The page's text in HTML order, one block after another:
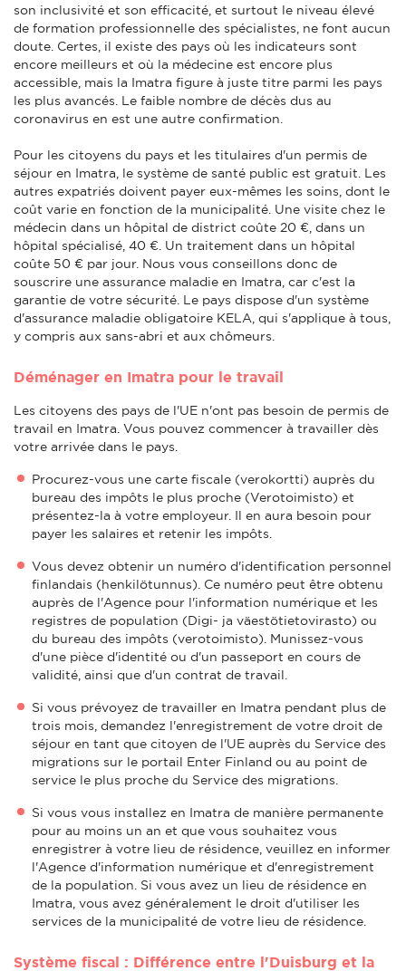
son inclusivité et son efficacité, et surtout le niveau élevé
de formation professionnelle des spécialistes, ne font aucun
doute. Certes, il existe des pays où les indicateurs sont
encore meilleurs et où la médecine est encore plus
accessible, mais la Imatra figure à juste titre parmi les pays
les plus avancés. Le faible nombre de décès dus au
coronavirus en est une autre confirmation.
Pour les citoyens du pays et les titulaires d'un permis de
séjour en Imatra, le système de santé public est gratuit. Les
autres expatriés doivent payer eux-mêmes les soins, dont le
coût varie en fonction de la municipalité. Une visite chez le
médecin dans un hôpital de district coûte 20 €, dans un
hôpital spécialisé, 40 €. Un traitement dans un hôpital
coûte 50 € par jour. Nous vous conseillons donc de
souscrire une assurance maladie en Imatra, car c'est la
garantie de votre sécurité. Le pays dispose d'un système
d'assurance maladie obligatoire KELA, qui s'applique à tous,
y compris aux sans-abri et aux chômeurs.
Déménager en Imatra pour le travail
Les citoyens des pays de l'UE n'ont pas besoin de permis de
travail en Imatra. Vous pouvez commencer à travailler dès
votre arrivée dans le pays.
Procurez-vous une carte fiscale (verokortti) auprès du
bureau des impôts le plus proche (Verotoimisto) et
présentez-la à votre employeur. Il en aura besoin pour
payer les salaires et retenir les impôts.
Vous devez obtenir un numéro d'identification personnel
finlandais (henkilötunnus). Ce numéro peut être obtenu
auprès de l'Agence pour l'information numérique et les
registres de population (Digi- ja väestötietovirasto) ou
du bureau des impôts (verotoimisto). Munissez-vous
d'une pièce d'identité ou d'un passeport en cours de
validité, ainsi que d'un contrat de travail.
Si vous prévoyez de travailler en Imatra pendant plus de
trois mois, demandez l'enregistrement de votre droit de
séjour en tant que citoyen de l'UE auprès du Service des
migrations sur le portail Enter Finland ou au point de
service le plus proche du Service des migrations.
Si vous vous installez en Imatra de manière permanente
pour au moins un an et que vous souhaitez vous
enregistrer à votre lieu de résidence, veuillez en informer
l'Agence d'information numérique et d'enregistrement
de la population. Si vous avez un lieu de résidence en
Imatra, vous avez généralement le droit d'utiliser les
services de la municipalité de votre lieu de résidence.
Système fiscal : Différence entre l'Duisburg et la